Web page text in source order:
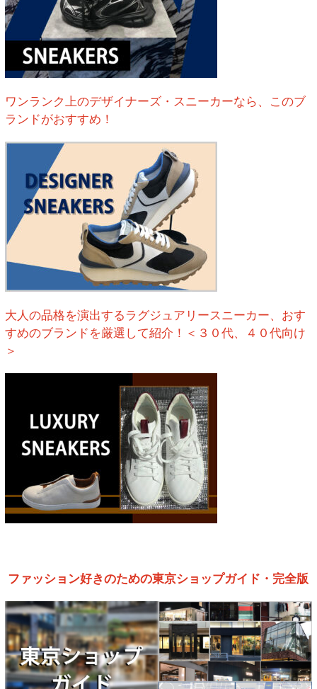
ワンランク上のデザイナーズ・スニーカーなら、このブ
ランドがおすすめ！
大人の品格を演出するラグジュアリースニーカー、おす
すめのブランドを厳選して紹介！＜３０代、４０代向け
＞
ファッション好きのための東京ショップガイド・完全版